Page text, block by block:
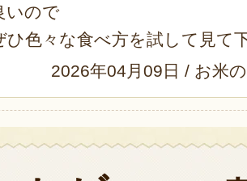
いので
ひ色々な食べ方を試して見て
2026年04月09日 / お米